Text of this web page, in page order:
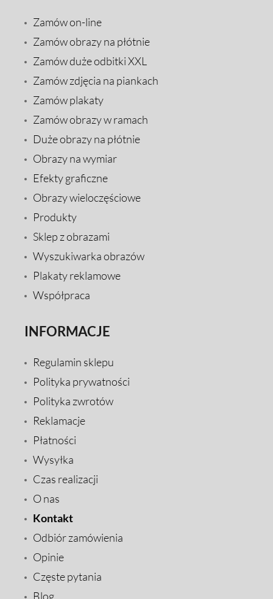
Zamów on-line
Zamów obrazy na płótnie
Zamów duże odbitki XXL
Zamów zdjęcia na piankach
Zamów plakaty
Zamów obrazy w ramach
Duże obrazy na płótnie
Obrazy na wymiar
Efekty graficzne
Obrazy wieloczęściowe
Produkty
Sklep z obrazami
Wyszukiwarka obrazów
Plakaty reklamowe
Współpraca
INFORMACJE
Regulamin sklepu
Polityka prywatności
Polityka zwrotów
Reklamacje
Płatności
Wysyłka
Czas realizacji
O nas
Kontakt
Odbiór zamówienia
Opinie
Częste pytania
Blog